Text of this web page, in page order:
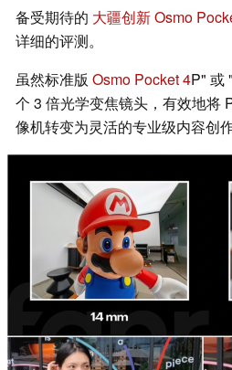
备受期待的 大疆创新 Osmo
详细的评测。
虽然标准版 Osmo Pocket 4P" 或
个 3 倍光学变焦镜头，有效地将
像机转变为灵活的专业级内容创作